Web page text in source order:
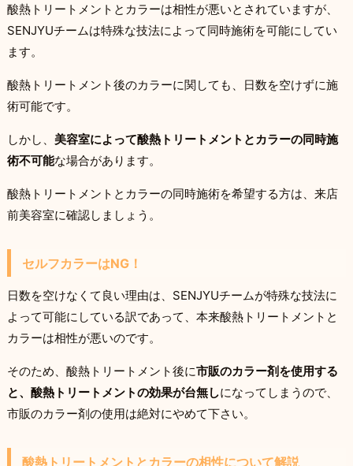
酸熱トリートメントとカラーは相性が悪いとされていますが、
SENJYUチームは特殊な技法によって同時施術を可能にしてい
ます。
酸熱トリートメント後のカラーに関しても、日数を空けずに施
術可能です。
しかし、 美容室によって酸熱トリートメントとカラーの同時施
術不可能な場合があります。
酸熱トリートメントとカラーの同時施術を希望する方は、来店
前美容室に確認しましょう。
セルフカラーはNG！
日数を空けなくて良い理由は、SENJYUチームが特殊な技法に
よって可能にしている訳であって、本来酸熱トリートメントと
カラーは相性が悪いのです。
そのため、酸熱トリートメント後に市販のカラー剤を使用する
と、酸熱トリートメントの効果が台無しになってしまうので、
市販のカラー剤の使用は絶対にやめて下さい。
酸熱トリートメントとカラーの相性について解説